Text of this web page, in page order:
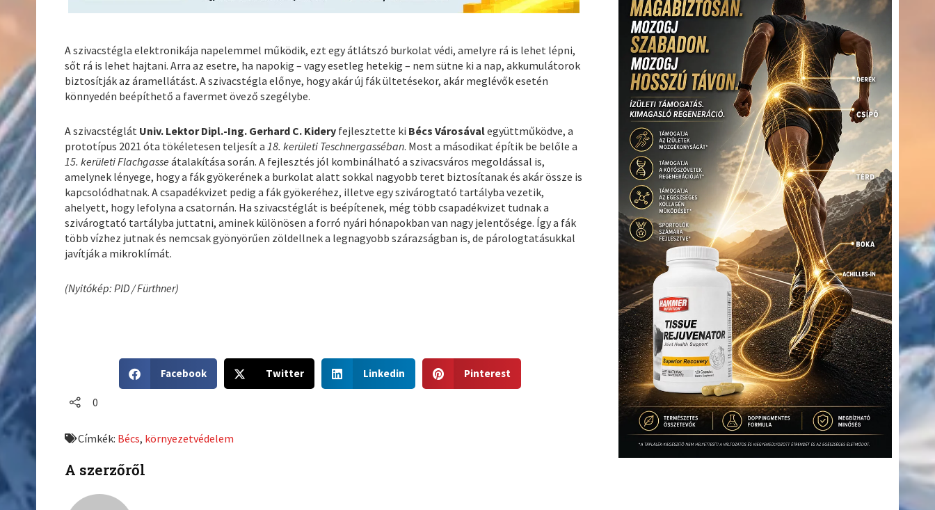
A szivacstégla elektronikája napelemmel működik, ezt egy átlátszó burkolat védi, amelyre rá is lehet lépni,
sőt rá is lehet hajtani. Arra az esetre, ha napokig – vagy esetleg hetekig – nem sütne ki a nap, akkumulátorok
biztosítják az áramellátást. A szivacstégla előnye, hogy akár új fák ültetésekor, akár meglévők esetén
könnyedén beépíthető a favermet övező szegélybe.
A szivacstéglát Univ. Lektor Dipl.-Ing. Gerhard C. Kidery fejlesztette ki Bécs Városávalegyüttműködve, a
prototípus 2021 óta tökéletesen teljesít a18. kerületi Teschnergasséban. Most a másodikat építik be belőle a
15. kerületi Flachgasse átalakítása során. A fejlesztés jól kombinálható a szivacsváros megoldással is,
amelynek lényege, hogy a fák gyökerének a burkolat alatt sokkal nagyobb teret biztosítanak és akár össze is
kapcsolódhatnak. A csapadékvizet pedig a fák gyökeréhez, illetve egy szivárogtató tartályba vezetik,
ahelyett, hogy lefolyna a csatornán. Ha szivacstéglát is beépítenek, még több csapadékvizet tudnak a
szivárogtató tartályba juttatni, aminek különösen a forró nyári hónapokban van nagy jelentősége. Így a fák
több vízhez jutnak és nemcsak gyönyörűen zöldellnek a legnagyobb szárazságban is, de párologtatásukkal
javítják a mikroklímát.
(Nyitókép: PID / Fürthner)
h
o
f
Facebook
h
Twitter
h
Linkedin
h
Pinterest
0
Címkék: Bécs, környezetvédelem
A szerzőről
Tímea(240)Bajnokok Ligája (168)Birkózás(143)Bécs(214)
egészség(530) Európabajnokság(173)ferrari(139)
forma 1(1165) (760)futás(305)
Hosszú
Katinka(186)hungaroring (181)Jégkorong(148)
kajakkenu
(138)karate(168)kickbox(204) kosárlabda(166)kézilabda
(448)Lewis Hamilton(168)magyar labdarúgóválogatott(148)
Mercedes(244)motorsport(153)Opel Dakar Team(132)Rali
Világbajnokság(122)Rendezvény(142)rio 2016(373)sport
(438)Sportime Magazin (128)szabadidősport (316)Szalay
Balázs
(126)tenisz(416)táplálkozás(155)utazás(126)
Video (247)világbajnokság(162) Világkupa(129)vitorlázás
(222)
vívás(174)vízilabda(197) Érdi Mária(130)életmód
(416)úszás(361)
Hirdetés